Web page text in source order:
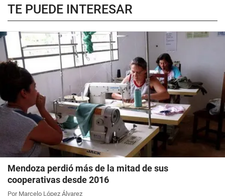
TE PUEDE INTERESAR
Mendoza perdió más de la mitad de sus
cooperativas desde 2016
Por Marcelo López Álvarez